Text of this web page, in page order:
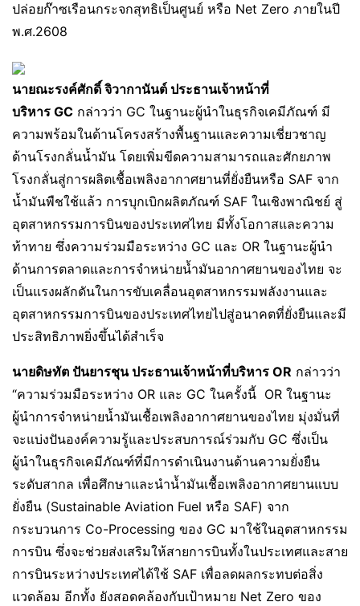
ปล่อยก๊าซเรือนกระจกสุทธิเป็นศูนย์ หรือ Net Zero ภายในปี
พ.ศ.2608
นายณะรงค์ศักดิ์ จิวากานันต์ ประธานเจ้าหน้าที่
บริหาร GC กล่าวว่า GC ในฐานะผู้นำในธุรกิจเคมีภัณฑ์ มี
ความพร้อมในด้านโครงสร้างพื้นฐานและความเชี่ยวชาญ
ด้านโรงกลั่นน้ำมัน โดยเพิ่มขีดความสามารถและศักยภาพ
โรงกลั่นสู่การผลิตเชื้อเพลิงอากาศยานที่ยั่งยืนหรือ SAF จาก
น้ำมันพืชใช้แล้ว การบุกเบิกผลิตภัณฑ์ SAF ในเชิงพาณิชย์ สู่
อุตสาหกรรมการบินของประเทศไทย มีทั้งโอกาสและความ
ท้าทาย ซึ่งความร่วมมือระหว่าง GC และ OR ในฐานะผู้นำ
ด้านการตลาดและการจำหน่ายน้ำมันอากาศยานของไทย จะ
เป็นแรงผลักดันในการขับเคลื่อนอุตสาหกรรมพลังงานและ
อุตสาหกรรมการบินของประเทศไทยไปสู่อนาคตที่ยั่งยืนและมี
ประสิทธิภาพยิ่งขึ้นได้สำเร็จ
นายดิษทัต ปันยารชุน ประธานเจ้าหน้าที่บริหาร OR กล่าวว่า
“ความร่วมมือระหว่าง OR และ GC ในครั้งนี้ OR ในฐานะ
ผู้นำการจำหน่ายน้ำมันเชื้อเพลิงอากาศยานของไทย มุ่งมั่นที่
จะแบ่งปันองค์ความรู้และประสบการณ์ร่วมกับ GC ซึ่งเป็น
ผู้นำในธุรกิจเคมีภัณฑ์ที่มีการดำเนินงานด้านความยั่งยืน
ระดับสากล เพื่อศึกษาและนำน้ำมันเชื้อเพลิงอากาศยานแบบ
ยั่งยืน (Sustainable Aviation Fuel หรือ SAF) จาก
กระบวนการ Co-Processing ของ GC มาใช้ในอุตสาหกรรม
การบิน ซึ่งจะช่วยส่งเสริมให้สายการบินทั้งในประเทศและสาย
การบินระหว่างประเทศได้ใช้ SAF เพื่อลดผลกระทบต่อสิ่ง
แวดล้อม อีกทั้ง ยังสอดคล้องกับเป้าหมาย Net Zero ของ